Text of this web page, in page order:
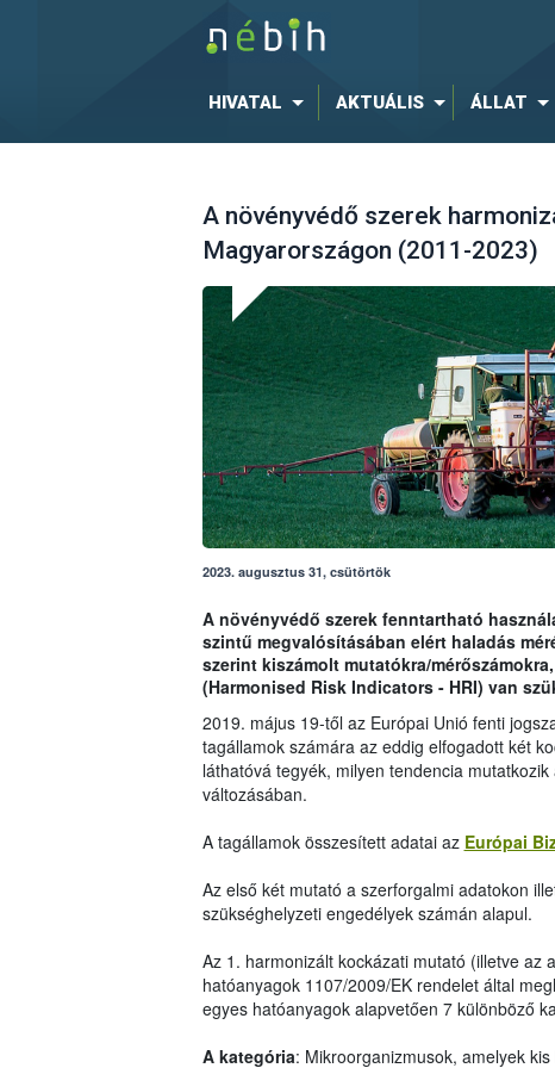
HIVATAL AKTUÁLIS ÁLLAT
A növényvédő szerek
Magyarországon (2011-2023)
2023. augusztus 31, csütörtök
A növényvédő szerek fenntartható
szintű megvalósításában elért haladás
szerint kiszámolt mutatókra/
(Harmonised Risk Indicators - HRI) van
2019. május 19-től az Európai Unió fenti
tagállamok számára az eddig elfogadott két
láthatóvá tegyék, milyen tendencia
változásában.
A tagállamok összesített adatai az Európai
Az első két mutató a szerforgalmi adatokon
szükséghelyzeti engedélyek számán alapul.
Az 1. harmonizált kockázati mutató (illetve az
hatóanyagok 1107/2009/EK rendelet által
egyes hatóanyagok alapvetően 7 különböző
A kategória: Mikroorganizmusok, amelyek